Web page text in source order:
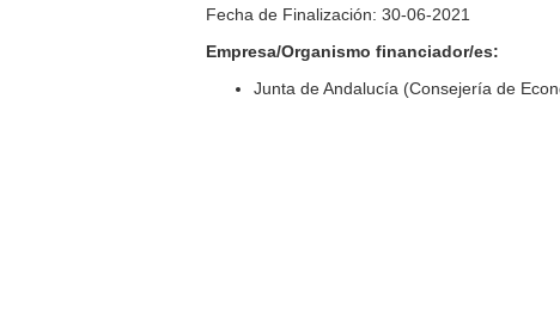
Fecha de Finalización: 30-06-2021
Empresa/Organismo financiador/es:
Junta de Andalucía (Consejería de